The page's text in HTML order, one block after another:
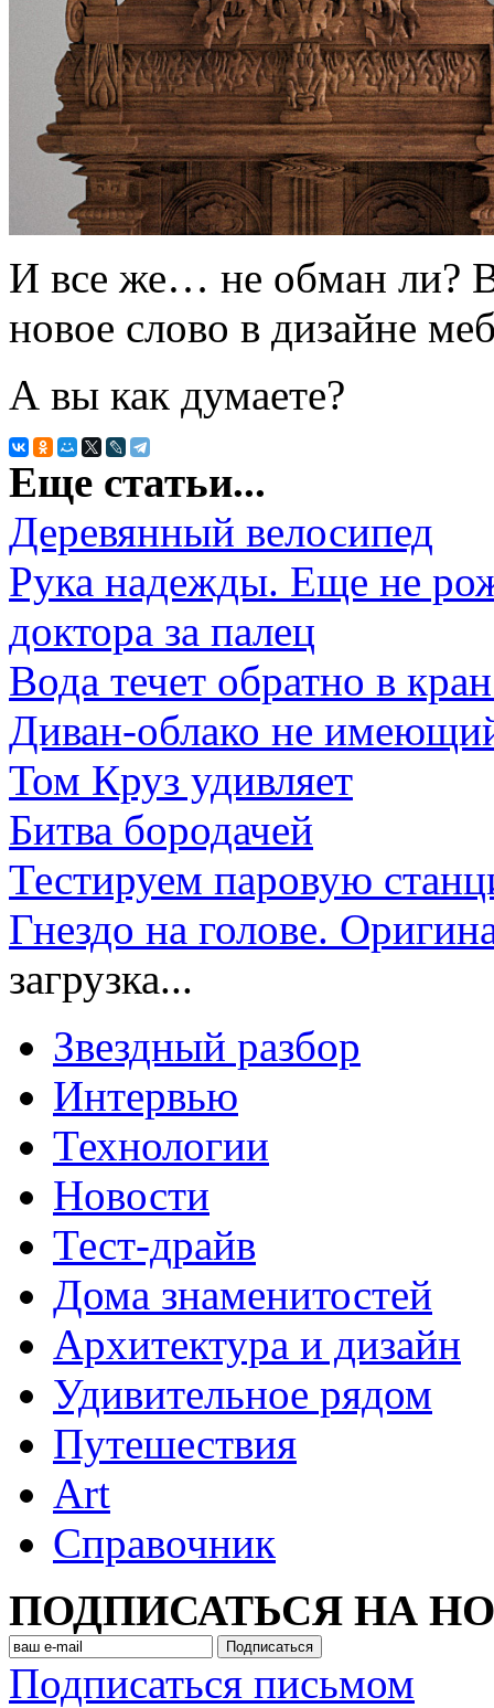
И все же… не обман ли?
новое слово в дизайне
А вы как думаете?
Еще статьи...
Деревянный велосипед
Рука надежды. Еще не
доктора за палец
Вода течет обратно в
Диван-облако не
Том Круз удивляет
Битва бородачей
Тестируем паровую
Гнездо на голове.
загрузка...
Звездный разбор
Интервью
Технологии
Новости
Тест-драйв
Дома знаменитостей
Архитектура и дизайн
Удивительное рядом
Путешествия
Art
Cправочник
ПОДПИСАТЬСЯ НА
Подписаться письмом